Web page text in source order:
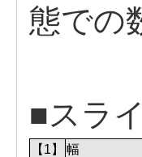
態での
■スラ
【1】 幅